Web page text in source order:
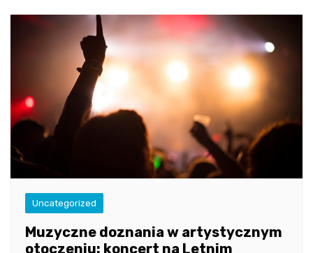
Uncategorized
Muzyczne doznania w artystycznym
otoczeniu: koncert na Letnim